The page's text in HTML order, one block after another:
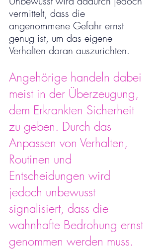
vermittelt, dass die
angenommene Gefahr ernst
genug ist, um das eigene
Verhalten daran auszurichten.
Angehörige handeln dabei
meist in der Überzeugung,
dem Erkrankten Sicherheit
zu geben. Durch das
Anpassen von Verhalten,
Routinen und
Entscheidungen wird
jedoch unbewusst
signalisiert, dass die
wahnhafte Bedrohung ernst
genommen werden muss.